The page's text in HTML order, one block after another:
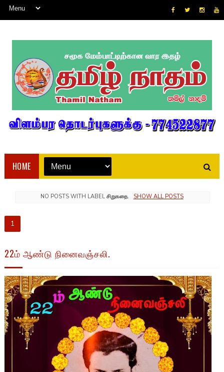
HOME
NO POSTS WITH LABELசிறுகதை. SHOW ALL POSTS
1
22ம் ஆண்டு நினைவஞ்சலி.